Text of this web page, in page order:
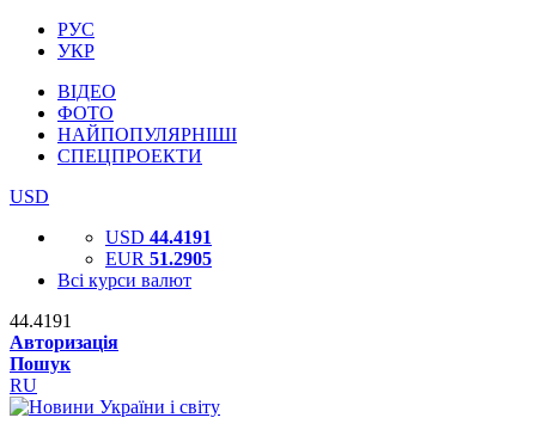
РУС
УКР
ВІДЕО
ФОТО
НАЙПОПУЛЯРНІШІ
СПЕЦПРОЕКТИ
USD
USD 44.4191
EUR 51.2905
Всі курси валют
44.4191
Авторизація
Пошук
RU